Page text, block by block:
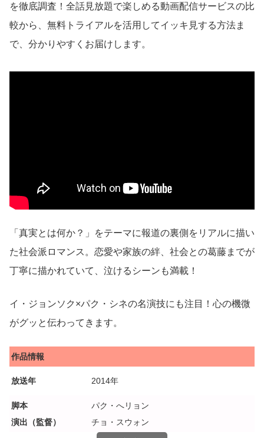
を徹底調査！全話見放題で楽しめる動画配信サービスの比
較から、無料トライアルを活用してイッキ見する方法ま
で、分かりやすくお届けします。
「真実とは何か？」をテーマに報道の裏側をリアルに描い
た社会派ロマンス。恋愛や家族の絆、社会との葛藤までが
丁寧に描かれていて、泣けるシーンも満載！
イ・ジョンソク×パク・シネの名演技にも注目！心の機微
がグッと伝わってきます。
作品情報
放送年 2014年
脚本
演出（監督）
パク・へリョン
チョ・スウォン